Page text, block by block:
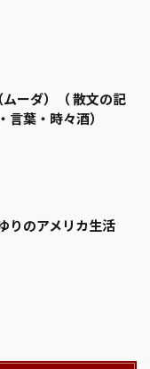
ムーダ）（ 散文の記
言葉・時々酒）
りのアメリカ生活